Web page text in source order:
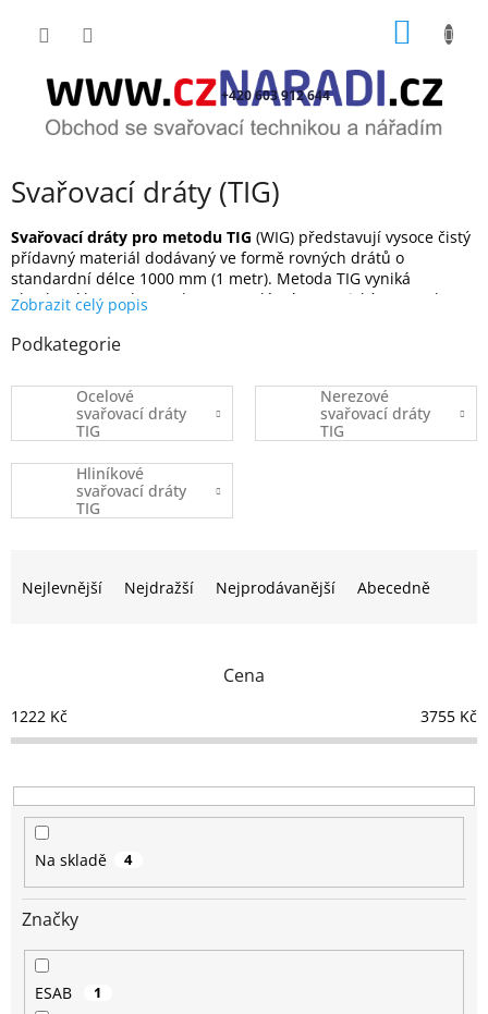
+420 603 912 644
Svařovací dráty (TIG)
Svařovací dráty pro metodu TIG (WIG) představují vysoce čistý
přídavný materiál dodávaný ve formě rovných drátů o
standardní délce 1000 mm (1 metr). Metoda TIG vyniká
absolutní kontrolou nad svarovou lázní a estetickým povrchem
svaru bez rozstřiku a strusky. Svařovací dráty TIG se využívají
při precizním svařování tlakových potrubí, nerezových nádrží,
potravinářských technologií, hliníkových konstrukcí i opravách
forem. V nabídceczNARADI.cznajdete kompletní sortiment
drátů na ocel, nerez i hliník.
Podkategorie
Ocelové
svařovací dráty
TIG
Nerezové
svařovací dráty
TIG
Hliníkové
svařovací dráty
TIG
p
r
o
u
Nejlevnější Nejdražší Nejprodávanější Abecedně
Cena
1222 Kč 3755 Kč
Na skladě 4
Značky
ESAB 1